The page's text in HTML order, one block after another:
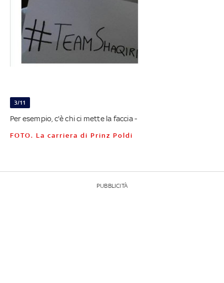
3/11
Per esempio, c'è chi ci mette la faccia -
FOTO. La carriera di Prinz Poldi
PUBBLICITÀ